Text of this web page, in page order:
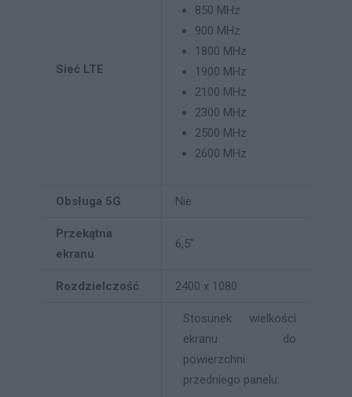
Sieć LTE
850 MHz
900 MHz
1800 MHz
1900 MHz
2100 MHz
2300 MHz
2500 MHz
2600 MHz
Obsługa 5G Nie
Przekątna
ekranu
6,5"
Rozdzielczość 2400 x 1080
Stosunek wielkości
ekranu do
powierzchni
przedniego panelu: